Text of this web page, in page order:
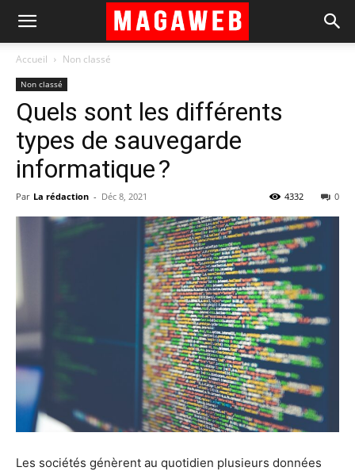
Accueil Non classé
Non classé
Quels sont les différents
types de sauvegarde
informatique ?
Par La rédaction - Déc 8, 2021 0
4332
Les sociétés génèrent au quotidien plusieurs données